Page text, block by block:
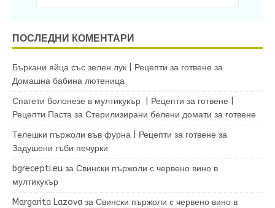
ПОСЛЕДНИ КОМЕНТАРИ
Бъркани яйца със зелен лук | Рецепти за готвене за
Домашна бабина лютеница
Спагети болонезе в мултикукър | Рецепти за готвене |
Рецепти Паста за Стерилизирани белени домати за готвене
Телешки пържоли във фурна | Рецепти за готвене за
Задушени гъби печурки
bgrecepti.eu за Свински пържоли с червено вино в
мултикукър
Margarita Lazova за Свински пържоли с червено вино в